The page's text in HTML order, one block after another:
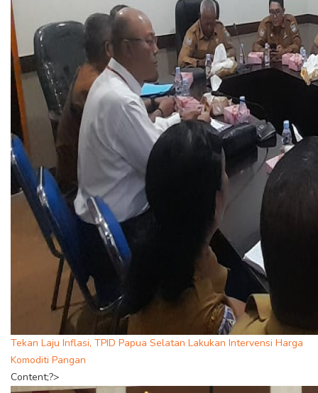
Tekan Laju Inflasi, TPID Papua Selatan Lakukan Intervensi Harga
Komoditi Pangan
Content;?>